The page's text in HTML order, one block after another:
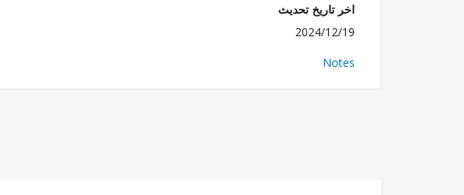
اخر تاريخ تحديث
2024/12/19
Notes